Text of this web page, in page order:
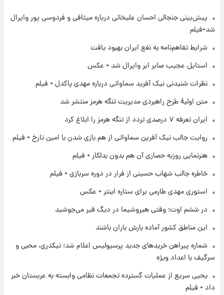
۱ روز پیش
۱ روز پیش
شارژ جدید کالابرگ برای سه دهک؛ جزئیات اعلام
۱ روز پیش
شرایط تازه فروش اقساطی سایپا اعلام شد؛
شاهین، کوییک، اطلس، سهند و ساینا با اقساط
بلندمدت + جدول
سیگنال‌های جدید برای بازار طلا؛ پیش‌بینی
قیمت سکه و طلا فردا
پیش‌بینی جنجالی احسان علیخانی درباره میثاقی و فردوسی پور وایرال
شد+فیلم
شرایط تفاهم‌نامه به نفع ایران بهبود یافت
استایل عجیب صابر ابر وایرال شد + عکس
نظرات شنیدنی نیک آفرید سماواتی درباره مهدی پاکدل + فیلم
متن اولیۀ طرح راهبردی مدیریت تنگه هرمز منتشر شد
ایران تعرفه ۷ درصدی تردد از تنگه هرمز را ابلاغ کرد
روایت جالب نیک آفرین سماواتی از هم بازی شدن با امین تارخ + فیلم
هنرنمایی روزبه حصاری آن هم بدون بدلکار + فیلم
خاطره جالب شهاب حسینی از فرار در دوره سربازی + فیلم
استوری مهدی طارمی برای ستاره اینتر + عکس
در ششم اوت؛ وقتی هیروشیما در دیگ قیر می‌جوشید
این مناطق کشور آماده بارش باران باشند
شماره پیراهن خریدهای جدید پرسپولیس اعلام شد؛ تیکدری، محبی و
سرگیف با اعداد ویژه
یحیی سریع از عملیات گسترده تجمعات نظامی وابسته به عربستان خبر
داد + فیلم